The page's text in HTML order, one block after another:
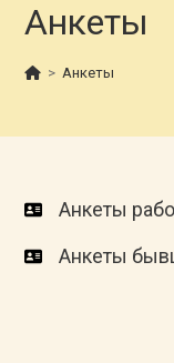
Анкеты
> Анкеты
Анкеты
Анкеты